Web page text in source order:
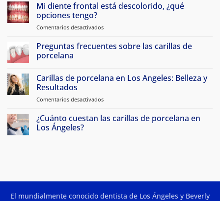
comentarios
en
Why
Atherton
to
Beverly
Hills
Veneers
&
Smile
Makeovers
Mi diente frontal está descolorido, ¿qué
opciones tengo?
Comentarios desactivados
front
what
Preguntas frecuentes sobre las carillas de
porcelana
comentarios
en
Porcelain
Veneer
Carillas de porcelana en Los Angeles: Belleza y
Resultados
Comentarios desactivados
Veneers
¿Cuánto cuestan las carillas de porcelana en
Los Ángeles?
Porcelain
Cost
El mundialmente conocido dentista de Los Ángeles y Beverly